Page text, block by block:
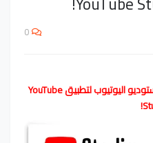
0
تحديثات كبيرة جديدة في تطبيق استوديو اليوتيوب لتطبيق YouTube